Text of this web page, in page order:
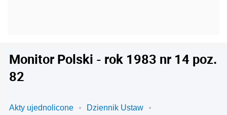
Monitor Polski - rok 1983 nr 14 poz.
82
Akty ujednolicone
Dziennik Ustaw